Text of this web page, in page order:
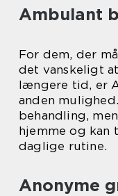
Ambulant
For dem, der
det vanskeligt
længere tid, er
anden
behandling,
hjemme og kan
daglige rutine.
Anonyme